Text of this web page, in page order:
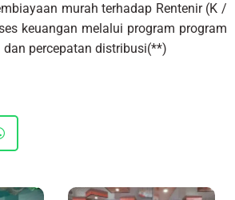
murah terhadap Rentenir (K /
keuangan melalui program program
percepatan distribusi(**)